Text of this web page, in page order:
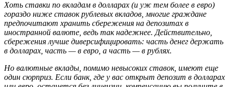
Хоть ставки по вкладам в долларах (и уж тем более в евро)
гораздо ниже ставок рублевых вкладов, многие граждане
предпочитают хранить сбережения на депозитах в
иностранной валюте, ведь так надежнее. Действительно,
сбережения лучше диверсифицировать: часть денег держать
в долларах, часть — в евро, а часть — в рублях.
Но валютные вклады, помимо невысоких ставок, имеют еще
один сюрприз. Если банк, где у вас открыт депозит в долларах